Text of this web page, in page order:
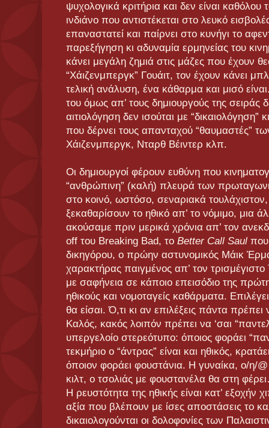
ψυχολογικά κριτήρια και δεν είναι καθόλου
ινδιάνο που αντιστέκεται στο λευκό
επαναστατεί και παίρνει στο κυνήγι το
παρεξήγηση κι αδυναμία ερμηνείας του
κάνει μεγάλη ζημιά στις μάζες που έχουν
“Χάιζενμπεργκ” Γουάιτ, τον έχουν κάνει
τελική ανάλυση, ένα κάθαρμα και μισό
του όμως απ’ τους δημιουργούς της σειράς
αιτιολόγηση δεν ισούται με “δικαιολόγηση”
που δέρνει τους απανταχού “θαυμαστές”
Χάιζενμπεργκ, Νταρθ Βέιντερ κλπ.
Οι δημιουργοί φέρουν ευθύνη που
“ανθρώπινη” (καλή) πλευρά των
στο κοινό, ωστόσο, σεναριακά
ξεκαθαρίσουν το ηθικό απ’ το νόμιμο, μια
ακούσαμε πριν μερικά χρόνια απ’ τον
off του Breaking Bad, το Better Call Saul που
δικηγόρου, ο πρώην αστυνομικός Μάικ
χαρακτήρας παιγμένος απ’ τον
με σαφήνεια σε κάποιο επεισόδιο της
ηθικούς και νομοταγείς καθάρματα.
θα είσαι. Ό,τι κι αν επιλέξεις πάντα
Καλός, κακός λοιπόν πρέπει να ‘σαι
υπεργελοίο στερεότυπο: όποιος φοράει
τεκμήριο ο “άντρας” είναι και ηθικός,
όποιον φοράει φουστάνια. Η γυναίκα, ο/η/
κιλτ, ο τσολιάς με φουστανέλα θα στη
Η ρευστότητα της ηθικής είναι κατ’ εξοχήν
αξία που βλέπουν με ίσες αποστάσεις το
δικαιολογούνται οι δολοφονίες των